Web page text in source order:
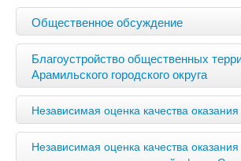
Общественное обсуждение
Благоустройство общественных
Арамильского городского округа
Независимая оценка качества оказания
Независимая оценка качества оказания